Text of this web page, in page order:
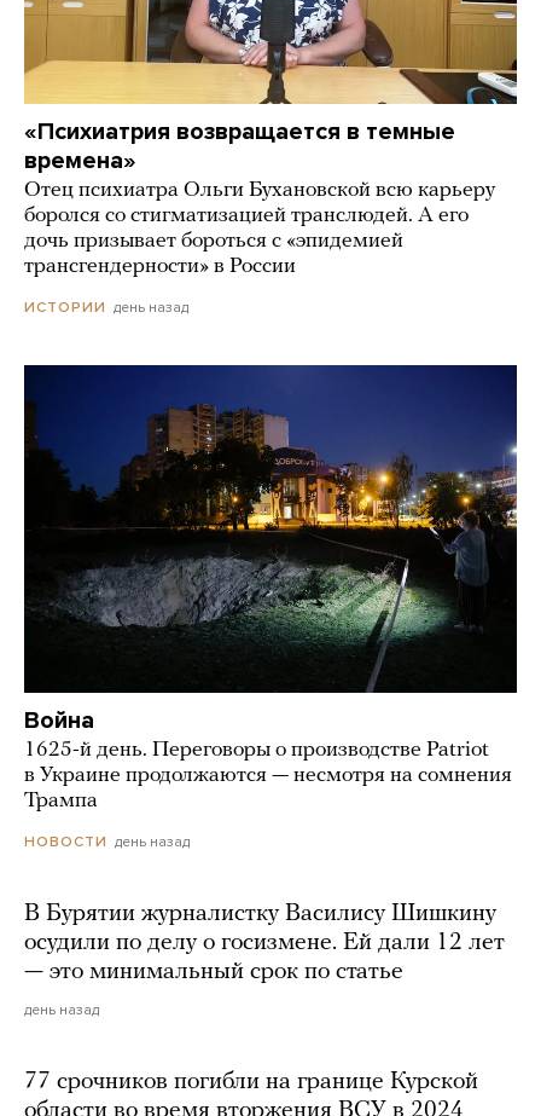
«Психиатрия возвращается в темные
времена»
Отец психиатра Ольги Бухановской всю карьеру
боролся со стигматизацией транслюдей. А его
дочь призывает бороться с «эпидемией
трансгендерности» в России
ИСТОРИИ день назад
Война
1625-й день. Переговоры о производстве Patriot
в Украине продолжаются — несмотря на сомнения
Трампа
НОВОСТИ день назад
В Бурятии журналистку Василису Шишкину
осудили по делу о госизмене. Ей дали 12 лет
— это минимальный срок по статье
день назад
77 срочников погибли на границе Курской
области во время вторжения ВСУ в 2024